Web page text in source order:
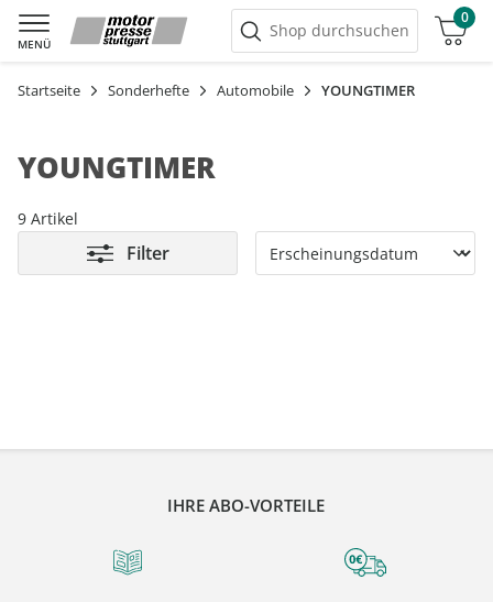
MENÜ
Shop durchsuchen
0
Warenkorb
Startseite Sonderhefte Automobile YOUNGTIMER
YOUNGTIMER
9 Artikel
Filter
IHRE ABO-VORTEILE